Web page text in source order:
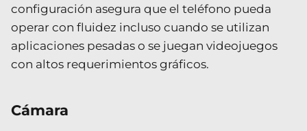
configuración asegura que el teléfono pueda
operar con fluidez incluso cuando se utilizan
aplicaciones pesadas o se juegan videojuegos
con altos requerimientos gráficos.
Cámara